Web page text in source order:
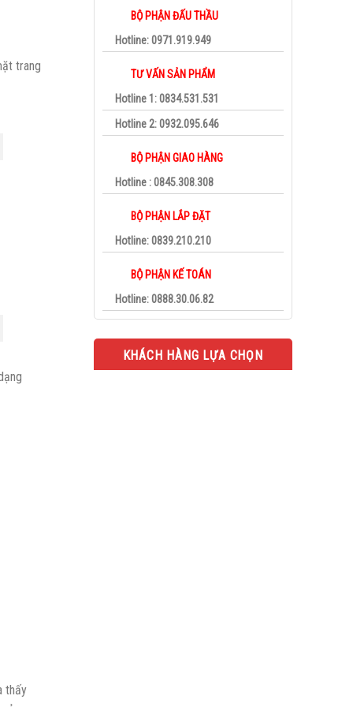
trang
thấy
BỘ PHẬN ĐẤU THẦU
Hotline: 0971.919.949
TƯ VẤN SẢN PHẨM
Hotline 1: 0834.531.531
Hotline 2: 0932.095.646
BỘ PHẬN GIAO HÀNG
Hotline : 0845.308.308
BỘ PHẬN LẮP ĐẶT
Hotline: 0839.210.210
BỘ PHẬN KẾ TOÁN
Hotline: 0888.30.06.82
KHÁCH HÀNG LỰA CHỌN